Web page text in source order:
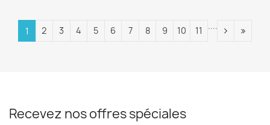
1 2 3 4 5 6 7 8 9 10 11 ....
Recevez nos offres spéciales